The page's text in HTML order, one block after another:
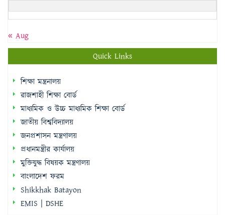
« Aug
Quick Links
শিক্ষা মন্ত্রনালয়
রাজশাহী শিক্ষা বোর্ড
মাধ্যমিক ও উচ্চ মাধ্যমিক শিক্ষা বোর্ড
জাতীয় বিশ্ববিদ্যালয়
জনপ্রশাসন মন্ত্রণালয়
প্রধানমন্ত্রীর কার্যালয়
মুক্তিযুদ্ধ বিষয়ক মন্ত্রণালয়
বাংলাদেশ ফরম
Shikkhak Batayon
EMIS | DSHE